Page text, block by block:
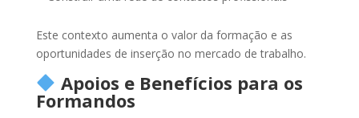
Este contexto aumenta o valor da formação e as
oportunidades de inserção no mercado de trabalho.
Apoios e Benefícios para os
Formandos